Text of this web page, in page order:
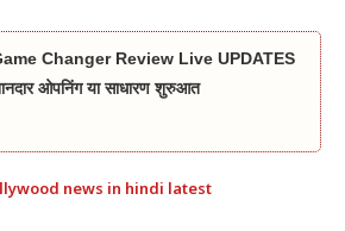
Changer Review Live UPDATES
ओपनिंग या साधारण शुरुआत
news in hindi latest